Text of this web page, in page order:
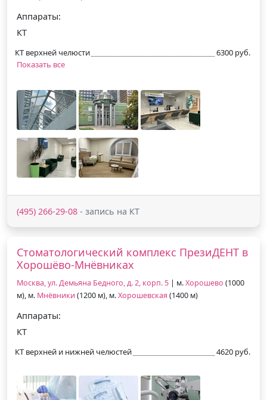
Аппараты:
КТ
КТ верхней челюсти
6300 руб.
Показать все
(495) 266-29-08 - запись на КТ
Стоматологический комплекс ПрезиДЕНТ в
Хорошёво-Мнёвниках
Москва, ул. Демьяна Бедного, д. 2, корп. 5 | м.Хорошево (1000
м), м. Мнёвники (1200 м), м.Хорошевская (1400 м)
Аппараты:
КТ
КТ верхней и нижней челюстей 4620 руб.